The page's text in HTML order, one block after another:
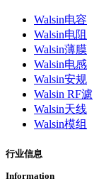
Walsin电容
Walsin电阻
Walsin薄膜
Walsin电感
Walsin安规
Walsin RF濾
Walsin天线
Walsin模组
行业信息
Information